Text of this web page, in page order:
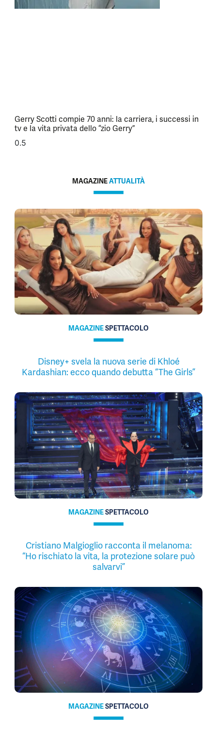
Gerry Scotti compie 70 anni: la carriera, i successi in
tv e la vita privata dello “zio Gerry”
MAGAZINEATTUALITÀ
MAGAZINESPETTACOLO
Disney+ svela la nuova serie di Khloé
Kardashian: ecco quando debutta “The Girls”
MAGAZINESPETTACOLO
Cristiano Malgioglio racconta il melanoma:
“Ho rischiato la vita, la protezione solare può
salvarvi”
MAGAZINESPETTACOLO